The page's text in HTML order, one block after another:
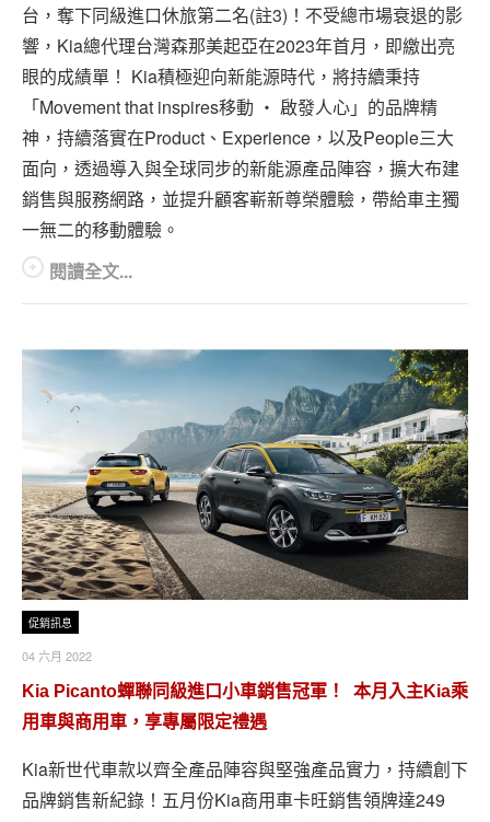
台，奪下同級進口休旅第二名(註3)！不受總市場衰退的影
響，Kia總代理台灣森那美起亞在2023年首月，即繳出亮
眼的成績單！ Kia積極迎向新能源時代，將持續秉持
「Movement that inspires移動 ‧ 啟發人心」的品牌精
神，持續落實在Product、Experience，以及People三大
面向，透過導入與全球同步的新能源產品陣容，擴大布建
銷售與服務網路，並提升顧客嶄新尊榮體驗，帶給車主獨
一無二的移動體驗。
閱讀全文...
促銷訊息
04 六月 2022
Kia Picanto蟬聯同級進口小車銷售冠軍！ 本月入主Kia乘
用車與商用車，享專屬限定禮遇
Kia新世代車款以齊全產品陣容與堅強產品實力，持續創下
品牌銷售新紀錄！五月份Kia商用車卡旺銷售領牌達249